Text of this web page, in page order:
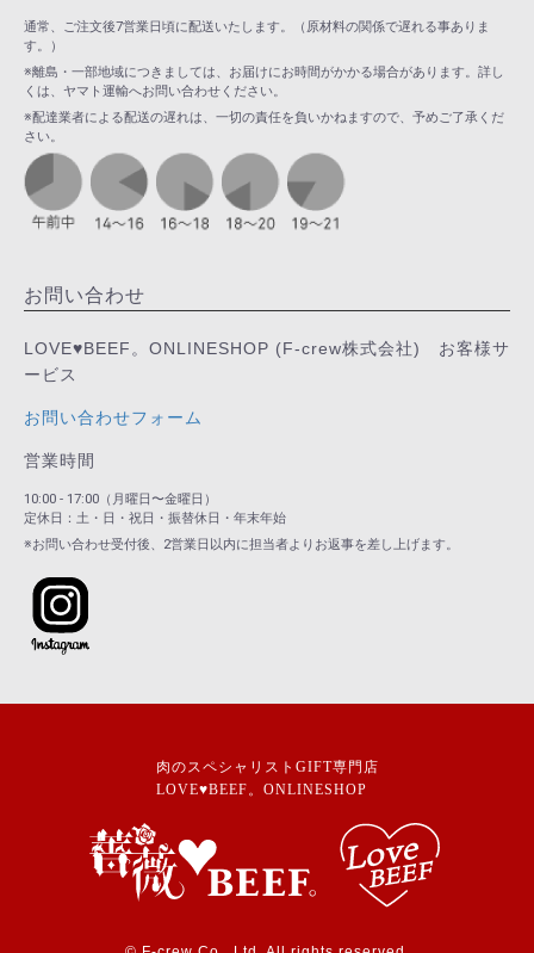
通常、ご注文後7営業日頃に配送いたします。（原材料の関係で遅れる事ありま
す。）
※離島・一部地域につきましては、お届けにお時間がかかる場合があります。詳し
くは、ヤマト運輸へお問い合わせください。
※配達業者による配送の遅れは、一切の責任を負いかねますので、予めご了承くだ
さい。
お問い合わせ
LOVE♥BEEF。ONLINESHOP (F-crew株式会社) お客様サ
ービス
お問い合わせフォーム
営業時間
10:00 - 17:00（月曜日〜金曜日）
定休日：土・日・祝日・振替休日・年末年始
※お問い合わせ受付後、2営業日以内に担当者よりお返事を差し上げます。
肉のスペシャリストGIFT専門店
LOVE♥BEEF。ONLINESHOP